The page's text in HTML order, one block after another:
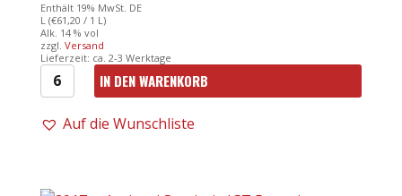
Enthält 19% MwSt. DE
L (€61,20 / 1 L)
Alk. 14 % vol
zzgl. Versand
Lieferzeit: ca. 2-3 Werktage
Angelini
-
Romizzi
IN DEN WARENKORB
Auf die Wunschliste